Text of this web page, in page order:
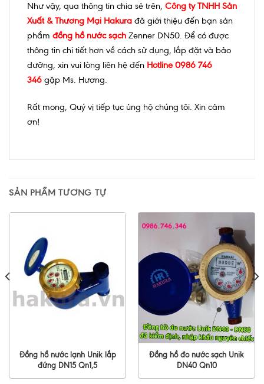
Như vậy, qua thông tin chia sẻ trên, Công ty TNHH Sản
Xuất & Thương Mại Hakura đã giới thiệu đến bạn sản
phẩm đồng hồ nước sạch Zenner DN50. Để có được
thông tin chi tiết hơn về cách sử dụng, lắp đặt và bảo
dưỡng, xin vui lòng liên hệ đến Hotline 0986 746
346 gặp Ms. Hương.
Rất mong, Quý vị tiếp tục ủng hộ chúng tôi. Xin cảm
ơn!
SẢN PHẨM TƯƠNG TỰ
Đồng hồ nước lạnh Unik lắp
đứng DN15 Qn1,5
Đồng hồ đo nước sạch Unik
DN40 Qn10